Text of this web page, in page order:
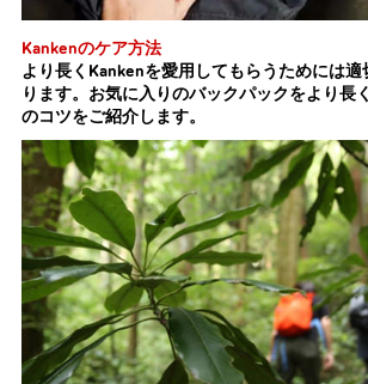
Kankenのケア方法
より長くKankenを愛用してもらうためには
ります。お気に入りのバックパックをより長
のコツをご紹介します。